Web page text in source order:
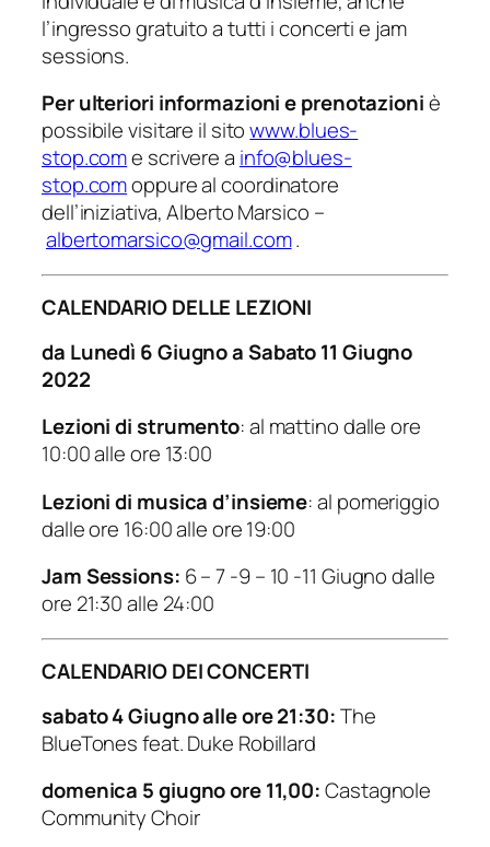
l’ingresso gratuito a tutti i concerti e jam
sessions.
Per ulteriori informazioni e prenotazioniè
possibile visitare il sitowww.blues-
stop.come scrivere a info@blues-
stop.comoppure al coordinatore
dell’iniziativa, Alberto Marsico –
albertomarsico@gmail.com.
CALENDARIO DELLE LEZIONI
da Lunedì 6 Giugno a Sabato 11 Giugno
2022
Lezioni di strumento: al mattino dalle ore
10:00 alle ore 13:00
Lezioni di musica d’insieme: al pomeriggio
dalle ore 16:00 alle ore 19:00
Jam Sessions: 6 – 7 -9 – 10 -11 Giugno dalle
ore 21:30 alle 24:00
CALENDARIO DEI CONCERTI
sabato 4 Giugno alle ore 21:30:The
BlueTones feat. Duke Robillard
domenica 5 giugno ore 11,00:Castagnole
Community Choir